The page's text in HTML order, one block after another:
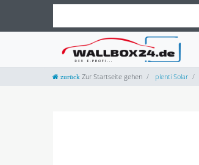
Zur Startseite gehen plenti Solar